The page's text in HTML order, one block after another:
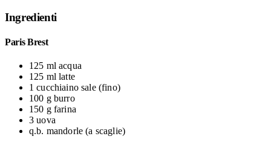
Ingredienti
Paris Brest
125 mlacqua
125 mllatte
1 cucchiainosale (fino)
100 g burro
150 g farina
3uova
q.b. mandorle (a scaglie)